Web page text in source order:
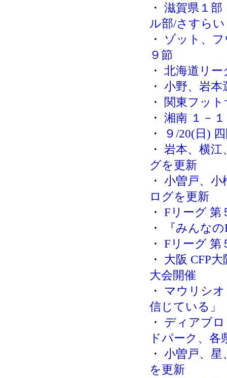
・ 滋賀県１
ル部/さすらい
・ ゾット、
９節
・ 北海道リー
・ 小野、岩
・ 関東フッ
・ 湘南 １－
・
９/20(日)
・ 岩本、横江
グを更新
・ 小曽戸、小
ログを更新
・ Fリーグ 第
・
『みんな
・ Fリーグ 第
・ 大阪 CFP
大会開催
・ マウリシ
信じている」
・ ディアブ
ドパーク、各
・ 小曽戸、星
を更新